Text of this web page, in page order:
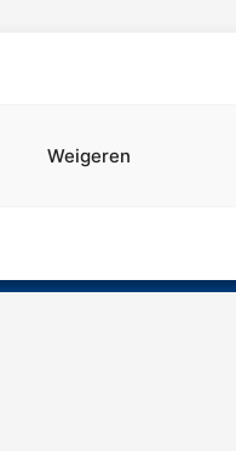
Weigeren